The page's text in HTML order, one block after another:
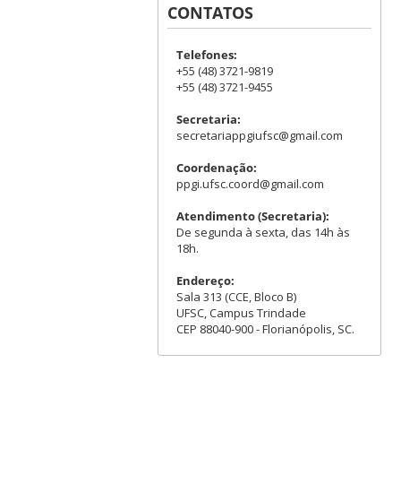
CONTATOS
Telefones:
+55 (48) 3721-9819
+55 (48) 3721-9455
Secretaria:
secretariappgiufsc@gmail.com
Coordenação:
ppgi.ufsc.coord@gmail.com
Atendimento (Secretaria):
De segunda à sexta, das 14h às
18h.
Endereço:
Sala 313 (CCE, Bloco B)
UFSC, Campus Trindade
CEP 88040-900 - Florianópolis, SC.